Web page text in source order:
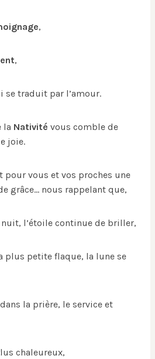
,
,
se traduit par l’amour.
la Nativité vous comble de
joie.
pour vous et vos proches une
grâce… nous rappelant que,
l’étoile continue de briller,
plus petite flaque, la lune se
la prière, le service et
chaleureux,